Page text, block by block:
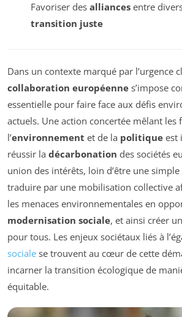
Favoriser des alliancesentre
transition juste
Dans un contexte marqué par l’urgence
collaboration européenne s’impose
essentielle pour faire face aux défis
actuels. Une action concertée mêlant les
l’environnement et de la politique est
réussir la décarbonation des sociétés
union des intérêts, loin d’être une
traduire par une mobilisation collective
les menaces environnementales en
modernisation sociale, et ainsi créer
pour tous. Les enjeux sociétaux liés à
sociale se trouvent au cœur de cette
incarner la transition écologique de
équitable.